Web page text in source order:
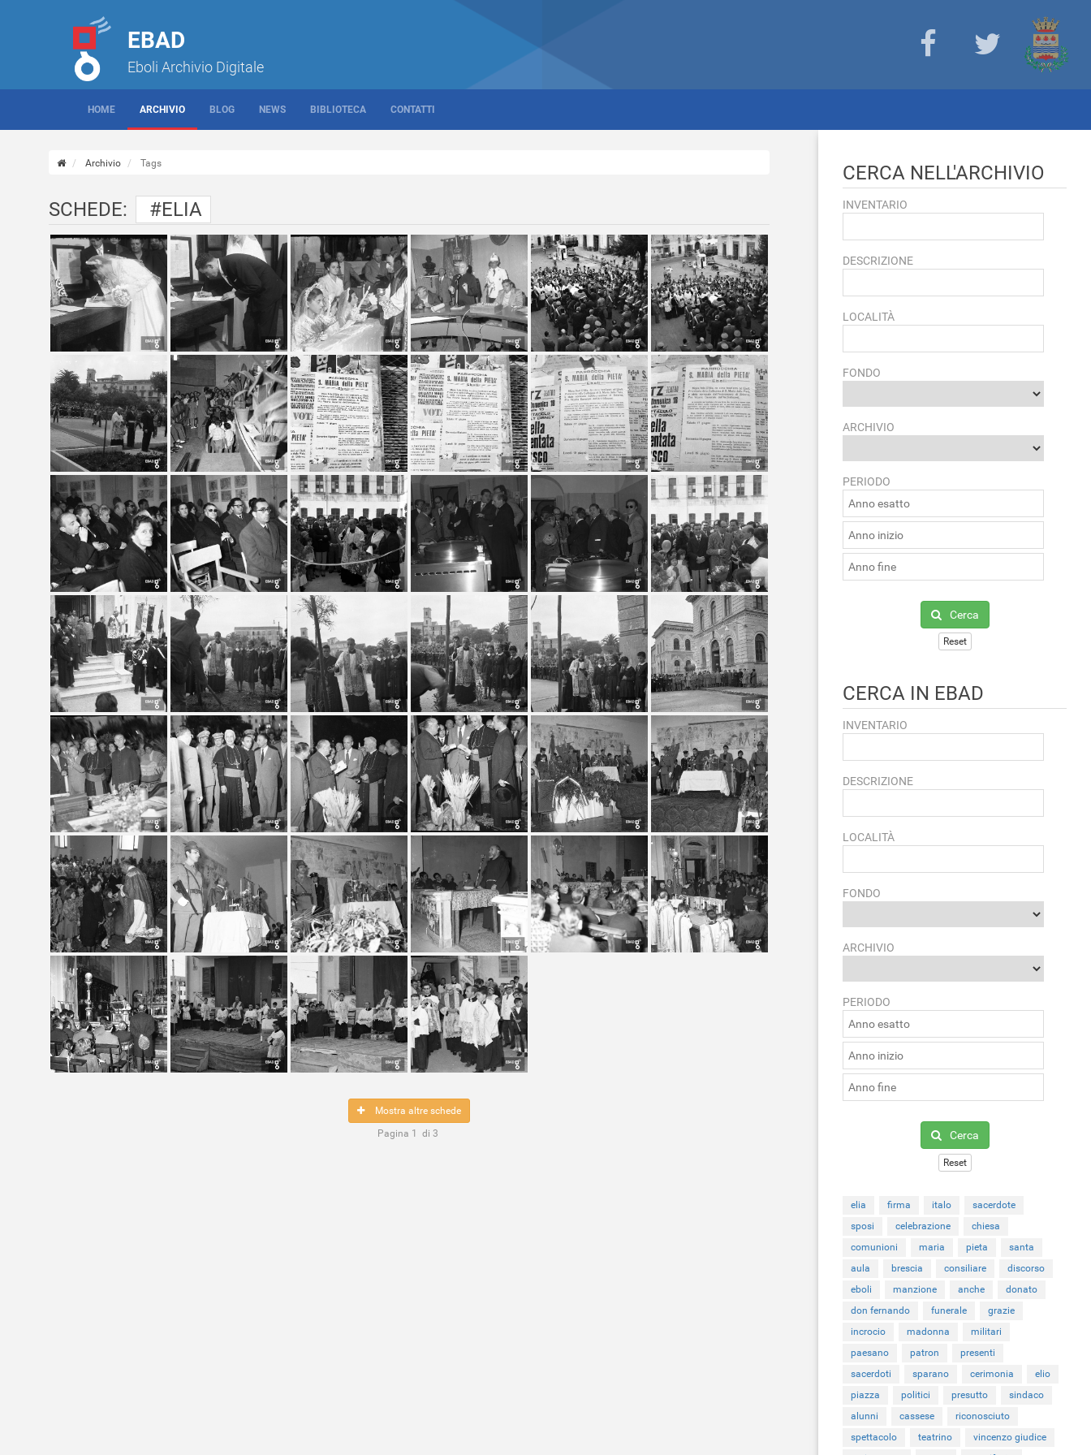
EBAD
Eboli Archivio Digitale
HOME ARCHIVIO BLOG NEWS BIBLIOTECA CONTATTI
Archivio Tags
SCHEDE: #ELIA
Mostra altre schede
Pagina 1 di 3
CERCA NELL'ARCHIVIO
INVENTARIO
DESCRIZIONE
LOCALITÀ
FONDO
ARCHIVIO
PERIODO
Cerca
Reset
CERCA IN EBAD
INVENTARIO
DESCRIZIONE
LOCALITÀ
FONDO
ARCHIVIO
PERIODO
Cerca
Reset
elia firma italo
sacerdote
sposi
celebrazione
chiesa
comunioni
maria pieta
santa
aula
brescia consiliare
discorso
eboli
manzione anche
donato
don fernando
funerale
grazie
incrocio
madonna
militari
paesano
patron
presenti
sacerdoti
sparano cerimonia
elio
piazza
politici presutto
sindaco
alunni
cassese
riconosciuto
spettacolo
teatrino
vincenzo giudice